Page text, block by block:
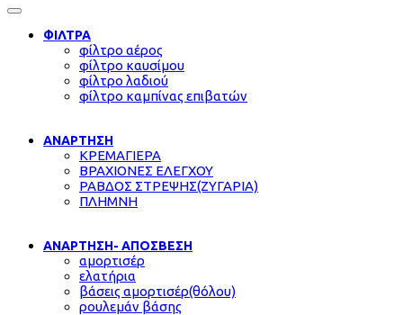
ΦΙΛΤΡΑ
φίλτρο αέρος
φίλτρο καυσίμου
φίλτρο λαδιού
φίλτρο καμπίνας επιβατών
ΑΝΑΡΤΗΣΗ
ΚΡΕΜΑΓΙΕΡΑ
ΒΡΑΧΙΟΝΕΣ ΕΛΕΓΧΟΥ
ΡΑΒΔΟΣ ΣΤΡΕΨΗΣ(ΖΥΓΑΡΙΑ)
ΠΛΗΜΝΗ
ΑΝΑΡΤΗΣΗ- ΑΠΟΣΒΕΣΗ
αμορτισέρ
ελατήρια
βάσεις αμορτισέρ(θόλου)
ρουλεμάν βάσης